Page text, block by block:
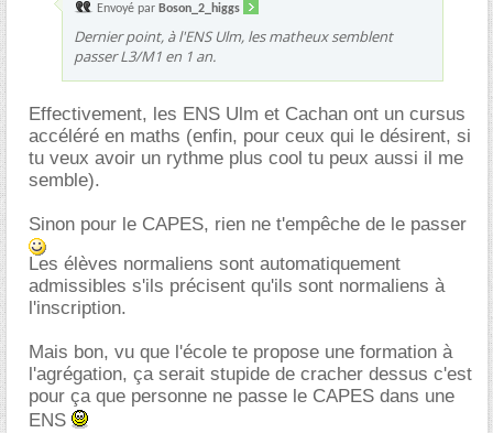
Envoyé par Boson_2_higgs
Dernier point, à l'ENS Ulm, les matheux semblent
passer L3/M1 en 1 an.
Effectivement, les ENS Ulm et Cachan ont un cursus
accéléré en maths (enfin, pour ceux qui le désirent, si
tu veux avoir un rythme plus cool tu peux aussi il me
semble).
Sinon pour le CAPES, rien ne t'empêche de le passer
Les élèves normaliens sont automatiquement
admissibles s'ils précisent qu'ils sont normaliens à
l'inscription.
Mais bon, vu que l'école te propose une formation à
l'agrégation, ça serait stupide de cracher dessus c'est
pour ça que personne ne passe le CAPES dans une
ENS